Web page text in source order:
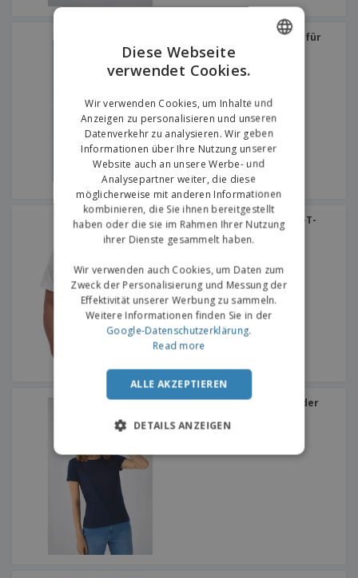
SOL'S | Rundhals-T-Shirt für
Herren
+7
Gildan | Ultra-Baumwoll-T-
Shirt für Erwachsene
+8
B&C | #e150 das T-Shirt der
+
ENGLISH
Diese Webseite
verwendet Cookies.
Wir verwenden Cookies, um Inhalte und
Anzeigen zu personalisieren und unseren
Datenverkehr zu analysieren. Wir geben
Informationen über Ihre Nutzung unserer
Website auch an unsere Werbe- und
Analysepartner weiter, die diese
möglicherweise mit anderen Informationen
kombinieren, die Sie ihnen bereitgestellt
haben oder die sie im Rahmen Ihrer Nutzung
ihrer Dienste gesammelt haben.
Wir verwenden auch Cookies, um Daten zum
Zweck der Personalisierung und Messung der
Effektivität unserer Werbung zu sammeln.
Weitere Informationen finden Sie in der
Google-Datenschutzerklärung.
Read more
ALLE AKZEPTIEREN
DETAILS ANZEIGEN